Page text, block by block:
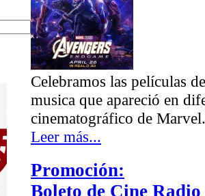
Celebramos las películas
musica que apareció en
cinematográfico de Marvel.
Leer más...
Promoción:
Boleto de Cine Radio